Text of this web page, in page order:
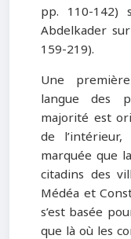
pp. 110-142)
Abdelkader
159-219).
Une
langue des
majorité est
de
marquée que
citadins des
Médéa et
s’est basée
que là où les